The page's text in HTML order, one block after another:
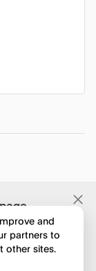
and
partners to
other sites.